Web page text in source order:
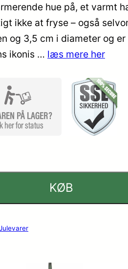
hue på, et varmt
ikke at fryse – også
og 3,5 cm i diameter og
ikonis … læs mere her
KØB